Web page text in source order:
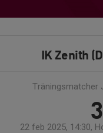
IK Zenith
Träningsmatcher
22 feb 2025, 14:30,